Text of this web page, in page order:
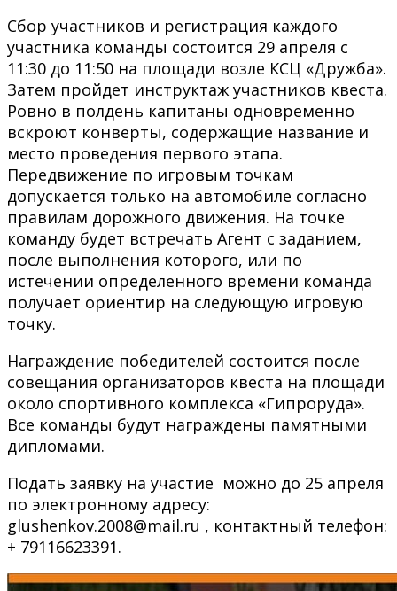
Сбор участников и регистрация каждого
участника команды состоится 29 апреля с
11:30 до 11:50 на площади возле КСЦ «Дружба».
Затем пройдет инструктаж участников квеста.
Ровно в полдень капитаны одновременно
вскроют конверты, содержащие название и
место проведения первого этапа.
Передвижение по игровым точкам
допускается только на автомобиле согласно
правилам дорожного движения. На точке
команду будет встречать Агент с заданием,
после выполнения которого, или по
истечении определенного времени команда
получает ориентир на следующую игровую
точку.
Награждение победителей состоится после
совещания организаторов квеста на площади
около спортивного комплекса «Гипроруда».
Все команды будут награждены памятными
дипломами.
Подать заявку на участие можно до 25 апреля
по электронному адресу:
glushenkov.2008@mail.ru , контактный телефон:
+ 79116623391.